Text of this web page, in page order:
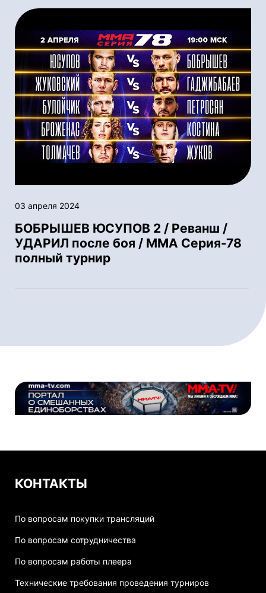
03 апреля 2024
БОБРЫШЕВ ЮСУПОВ 2 / Реванш /
УДАРИЛ после боя / ММА Серия-78
полный турнир
КОНТАКТЫ
По вопросам покупки трансляций
По вопросам сотрудничества
По вопросам работы плеера
Технические требования проведения турниров